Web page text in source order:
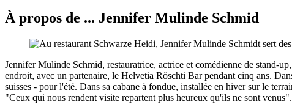
À propos de ... Jennifer Mulinde Schmid
Jennifer Mulinde Schmid, restauratrice, actrice et comédienne de stand-
endroit, avec un partenaire, le Helvetia Röschti Bar pendant cinq ans.
suisses - pour l'été. Dans sa cabane à fondue, installée en hiver sur le
"Ceux qui nous rendent visite repartent plus heureux qu'ils ne sont venus".